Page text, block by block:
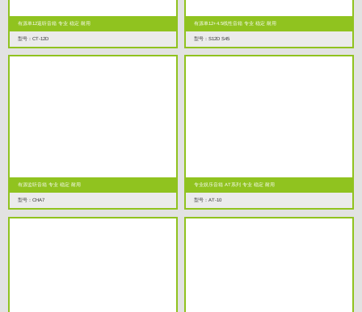
有源单12返听音箱 专业 稳定 耐用
型号：CT-12D
有源单12+4.5线性音箱 专业 稳定 耐用
型号：S12D S45
有源监听音箱 专业 稳定 耐用
型号：CHA7
专业娱乐音箱 AT系列 专业 稳定 耐用
型号：AT-10